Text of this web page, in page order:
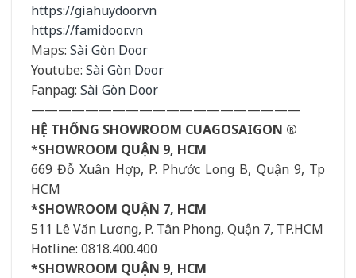
https://giahuydoor.vn
https://famidoor.vn
Maps: Sài Gòn Door
Youtube: Sài Gòn Door
Fanpag: Sài Gòn Door
————————————————————
HỆ THỐNG SHOWROOM CUAGOSAIGON ®
*SHOWROOM QUẬN 9, HCM
669 Đỗ Xuân Hợp, P. Phước Long B, Quận 9, Tp
HCM
*SHOWROOM QUẬN 7, HCM
511 Lê Văn Lương, P. Tân Phong, Quận 7, TP.HCM
Hotline: 0818.400.400
*SHOWROOM QUẬN 9, HCM